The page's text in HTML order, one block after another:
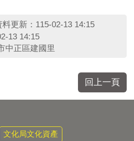
料更新：115-02-13 14:15
13 14:15
中正區建國里
回上一頁
文化局文化資產